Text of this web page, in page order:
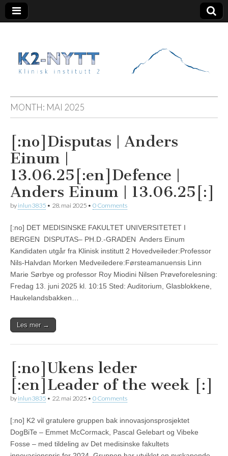
K2 Nytt
MONTH: MAI 2025
[:no]Disputas | Anders
Einum |
13.06.25[:en]Defence |
Anders Einum | 13.06.25[:]
by inlun3835 • 28. mai 2025 • 0 Comments
[:no] DET MEDISINSKE FAKULTET UNIVERSITETET I
BERGEN DISPUTAS– PH.D.-GRADEN Anders Einum
Kandidaten utgår fra Klinisk institutt 2 Hovedveileder:Professor
Nils-Halvdan Morken Medveiledere:Førsteamanuensis Linn
Marie Sørbye og professor Roy Miodini Nilsen Prøveforelesning:
Fredag 13. juni 2025 kl. 10:15 Sted: Auditorium, Glasblokkene,
Haukelandsbakken…
Les mer →
[:no]Ukens leder
[:en]Leader of the week [:]
by inlun3835 • 22. mai 2025 • 0 Comments
[:no] K2 vil gratulere gruppen bak innovasjonsprosjektet
DogBiTe – Emmet McCormack, Pascal Gelebart og Vibeke
Fosse – med tildeling av Det medisinske fakultets